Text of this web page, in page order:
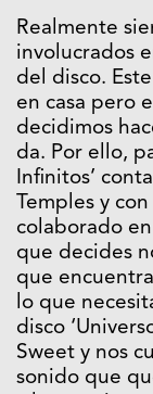
Realmente
involucrados
del disco.
en casa pero
decidimos
da. Por ello,
Infinitos’
Temples y con
colaborado
que decides
que
lo que
disco
Sweet y nos
sonido que